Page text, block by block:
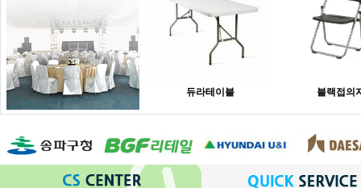
듀라테이블 블랙접의